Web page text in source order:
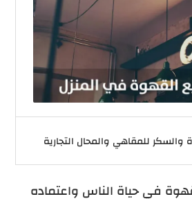
للمقاهي والمحال التجارية
في حياة الناس واعتماده